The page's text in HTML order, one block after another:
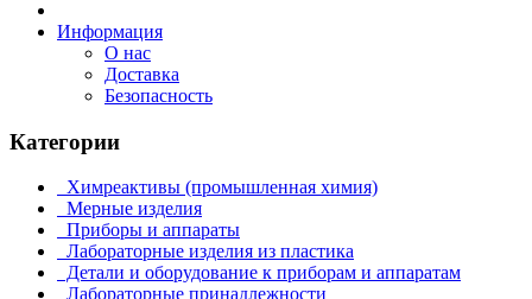
Информация
О нас
Доставка
Безопасность
Категории
Химреактивы (промышленная химия)
Мерные изделия
Приборы и аппараты
Лабораторные изделия из пластика
Детали и оборудование к приборам и аппаратам
Лабораторные принадлежности